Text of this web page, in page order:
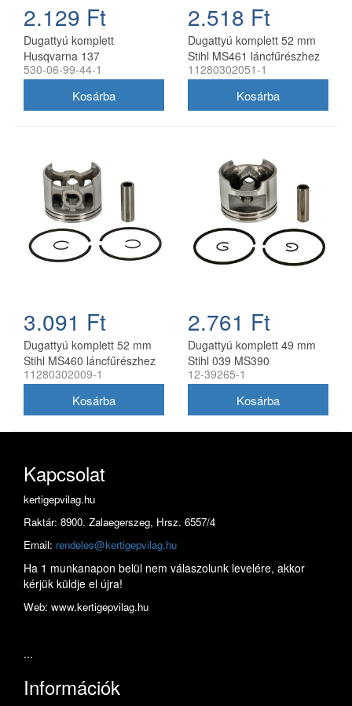
2.129 Ft
Dugattyú komplett
Husqvarna 137
láncfűrészhez 38 mm
530-06-99-44-1
2.518 Ft
Dugattyú komplett 52 mm
Stihl MS461 láncfűrészhez
utángyártott
11280302051-1
3.091 Ft
Dugattyú komplett 52 mm
Stihl MS460 láncfűrészhez
utángyártott
11280302009-1
2.761 Ft
Dugattyú komplett 49 mm
Stihl 039 MS390
láncfűrészhez utángyártott
12-39265-1
Kapcsolat
kertigepvilag.hu
Raktár: 8900. Zalaegerszeg, Hrsz. 6557/4
Email: rendeles@kertigepvilag.hu
Ha 1 munkanapon belül nem válaszolunk levelére, akkor
kérjük küldje el újra!
Web: www.kertigepvilag.hu
...
Információk